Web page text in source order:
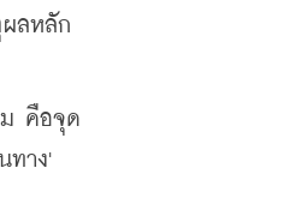
ผลหลัก
ม คือจุด
ทาง'